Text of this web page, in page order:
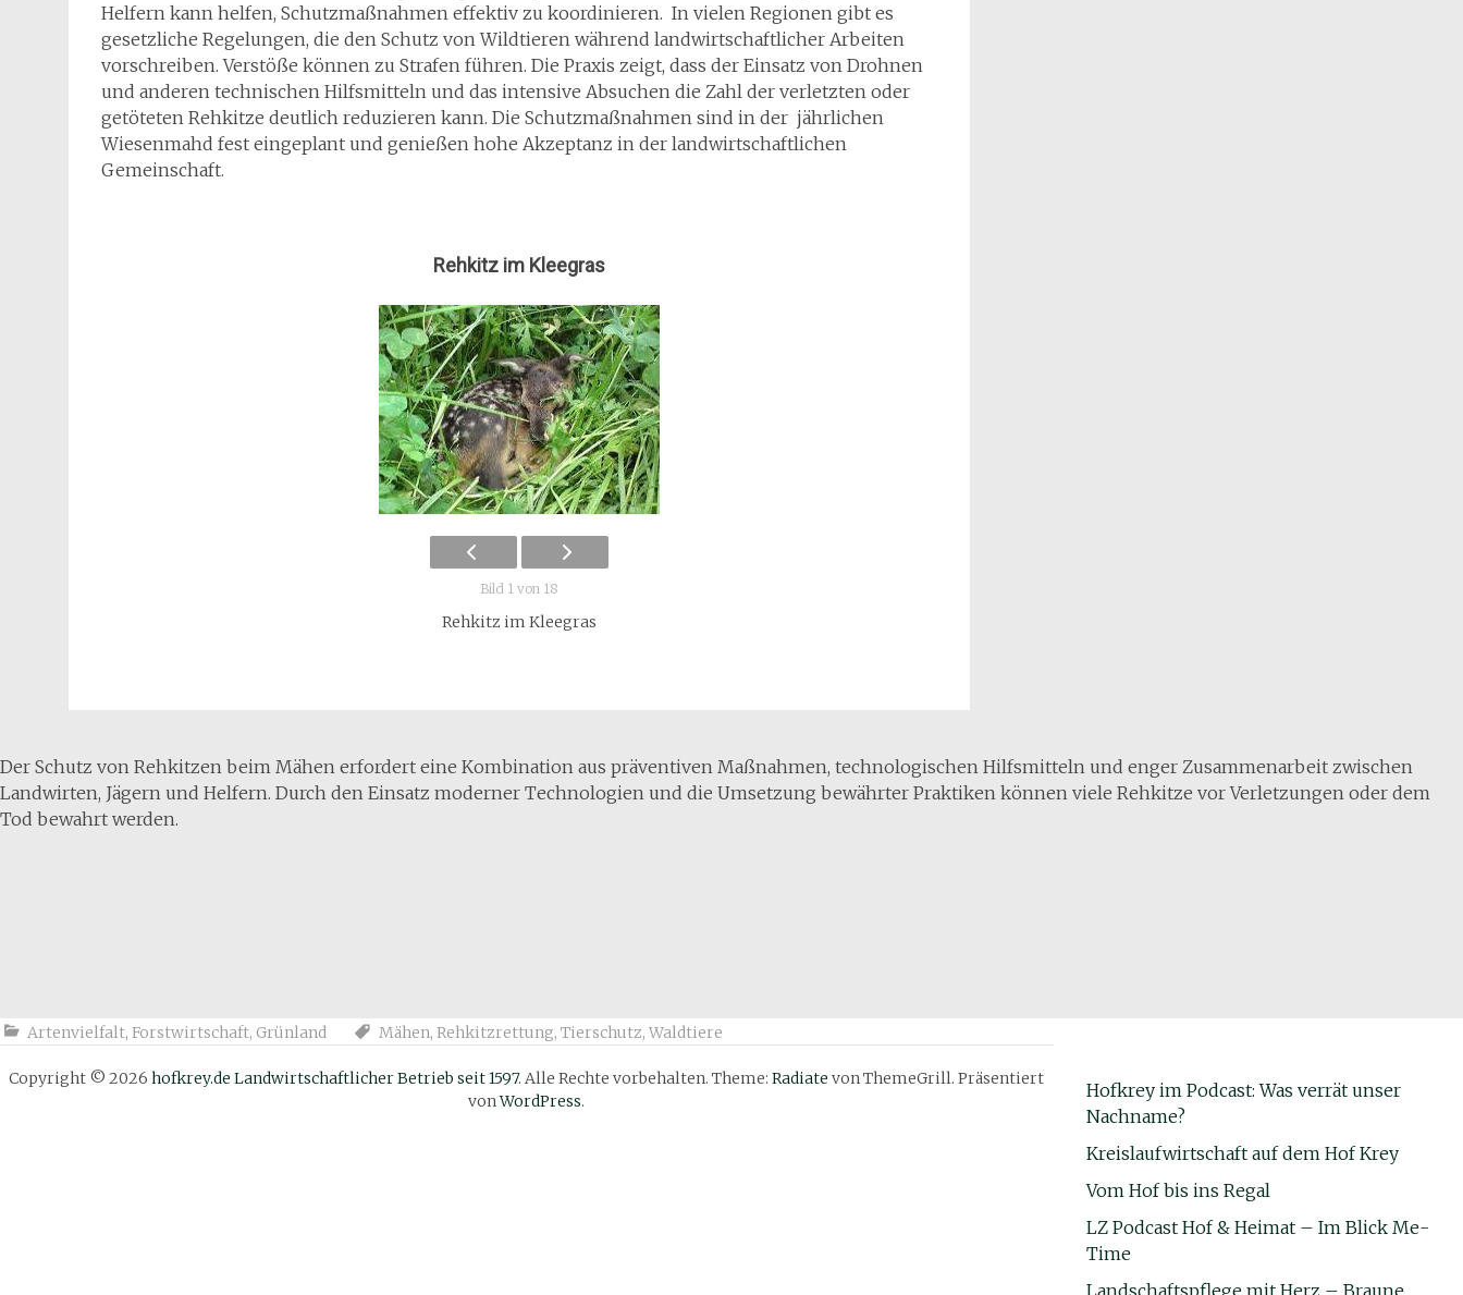
Helfern kann helfen, Schutzmaßnahmen effektiv zu koordinieren. In vielen Regionen gibt es
gesetzliche Regelungen, die den Schutz von Wildtieren während landwirtschaftlicher Arbeiten
vorschreiben. Verstöße können zu Strafen führen. Die Praxis zeigt, dass der Einsatz von Drohnen
und anderen technischen Hilfsmitteln und das intensive Absuchen die Zahl der verletzten oder
getöteten Rehkitze deutlich reduzieren kann. Die Schutzmaßnahmen sind in der jährlichen
Wiesenmahd fest eingeplant und genießen hohe Akzeptanz in der landwirtschaftlichen
Gemeinschaft.
Rehkitz im Kleegras
Bild 1 von 18
Rehkitz im Kleegras
Der Schutz von Rehkitzen beim Mähen erfordert eine Kombination aus präventiven Maßnahmen, technologischen Hilfsmitteln und enger Zusammenarbeit zwischen
Landwirten, Jägern und Helfern. Durch den Einsatz moderner Technologien und die Umsetzung bewährter Praktiken können viele Rehkitze vor Verletzungen oder dem
Tod bewahrt werden.
Artenvielfalt, Forstwirtschaft, Grünland Mähen, Rehkitzrettung, Tierschutz, Waldtiere
Hofkrey im Podcast: Was verrät unser
Nachname?
Kreislaufwirtschaft auf dem Hof Krey
Vom Hof bis ins Regal
LZ Podcast Hof & Heimat – Im Blick Me-
Time
Copyright © 2026hofkrey.de Landwirtschaftlicher Betrieb seit 1597. Alle Rechte vorbehalten. Theme:Radiate von ThemeGrill. Präsentiert
vonWordPress.